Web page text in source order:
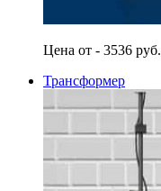
Цена от - 3536 руб.
Трансформер